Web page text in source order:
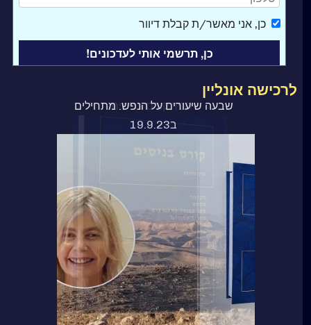
כן, אני מאשר/ת קבלת דיוור
לרכישה אונליין
שבעה שיעורים על הנפש. מתחילים
ב19.9.23
ספר קורס בניסים